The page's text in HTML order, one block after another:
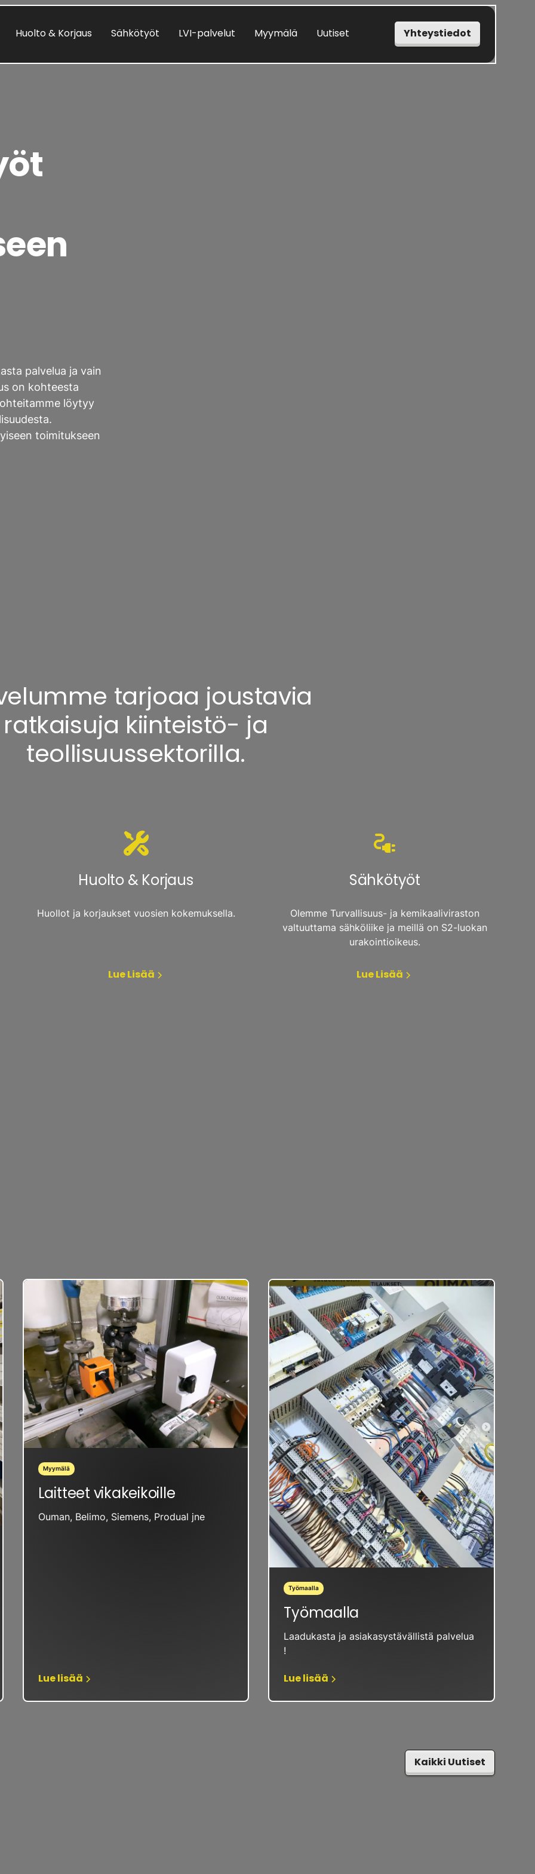
Huolto & Korjaus Sähkötyöt LVI-palvelut Myymälä Uutiset Yhteystiedot
palvelua ja vain
on kohteesta
löytyy
toimitukseen
tarjoaa joustavia
ratkaisuja kiinteistö- ja
teollisuussektorilla.
Huolto & Korjaus
Huollot ja korjaukset vuosien kokemuksella.
Lue Lisää
Sähkötyöt
Olemme Turvallisuus- ja kemikaaliviraston
valtuuttama sähköliike ja meillä on S2-luokan
urakointioikeus.
Lue Lisää
Myymälä
Laitteet vikakeikoille
Ouman, Belimo, Siemens, Produal jne
Lue lisää
Työmaalla
Työmaalla
Laadukasta ja asiakasystävällistä palvelua
!
Lue lisää
Kaikki Uutiset